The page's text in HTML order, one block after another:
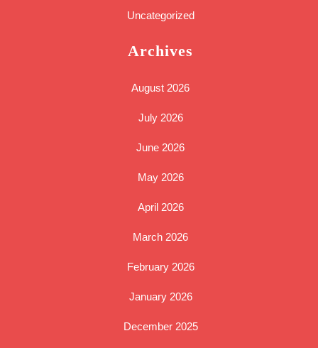
Uncategorized
Archives
August 2026
July 2026
June 2026
May 2026
April 2026
March 2026
February 2026
January 2026
December 2025